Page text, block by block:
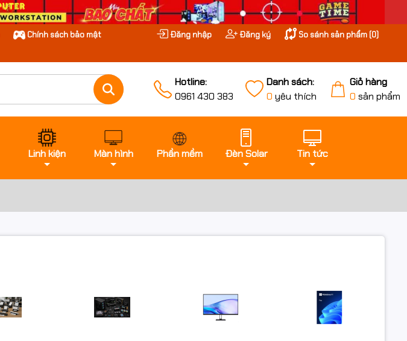
Chính sách bảo mật
Đăng nhập Đăng ký So sánh sản phẩm (0)
Hotline:
0961 430 383
Danh sách:
0 yêu thích
Giỏ hàng
0 sản phẩm
Linh kiện Màn hình Phần mềm Đèn Solar Tin tức